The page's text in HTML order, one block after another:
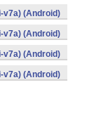
v7a) (Android)
v7a) (Android)
v7a) (Android)
v7a) (Android)